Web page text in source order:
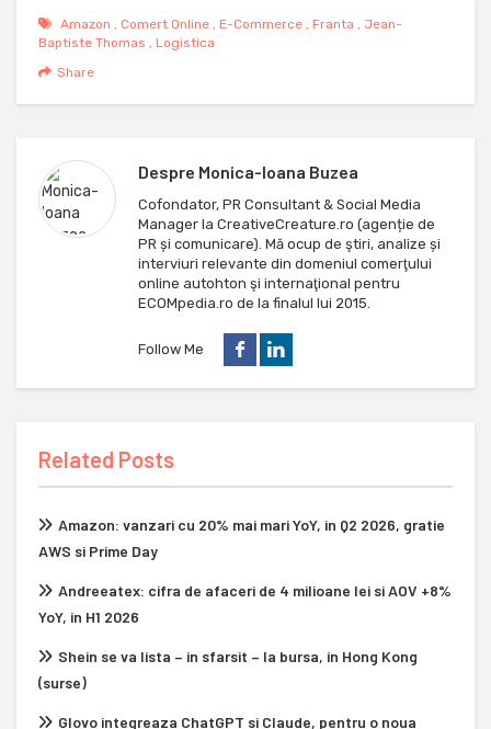
Amazon , Comert Online , E-Commerce , Franta , Jean-
Baptiste Thomas , Logistica
Share
Despre Monica-Ioana Buzea
Cofondator, PR Consultant & Social Media
Manager la CreativeCreature.ro (agenție de
PR și comunicare). Mă ocup de ştiri, analize și
interviuri relevante din domeniul comerţului
online autohton şi internaţional pentru
ECOMpedia.ro de la finalul lui 2015.
Follow Me
Related Posts
Amazon: vanzari cu 20% mai mari YoY, in Q2 2026, gratie
AWS si Prime Day
Andreeatex: cifra de afaceri de 4 milioane lei si AOV +8%
YoY, in H1 2026
Shein se va lista – in sfarsit – la bursa, in Hong Kong
(surse)
Glovo integreaza ChatGPT si Claude, pentru o noua